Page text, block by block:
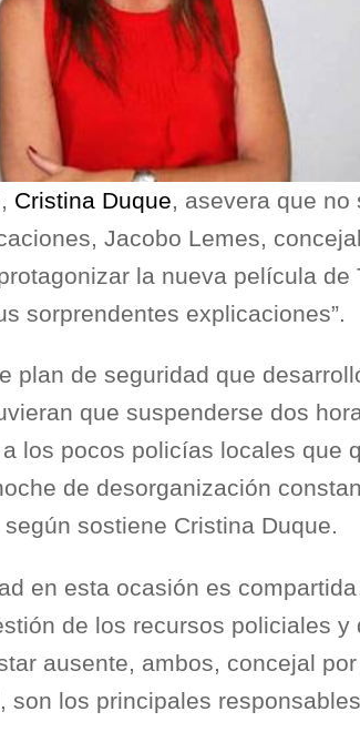
Cristina Duque, asevera que no
Jacobo Lemes,
la nueva película de
sorprendentes explicaciones”.
plan de seguridad que
que suspenderse dos
los pocos policías locales que
de desorganización
sostiene Cristina Duque.
en esta ocasión es
de los recursos policiales y
ausente, ambos, concejal
son los principales